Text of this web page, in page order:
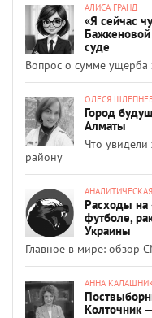
АЛИСА ГРАНД
«Я сейчас
Бажкеновой
суде
Вопрос о сумме ущерба
ОЛЕСЯ
Город
Алматы
Что увидели
району
Расходы на
футболе,
Украины
Главное в мире: обзор
АННА
Колточник